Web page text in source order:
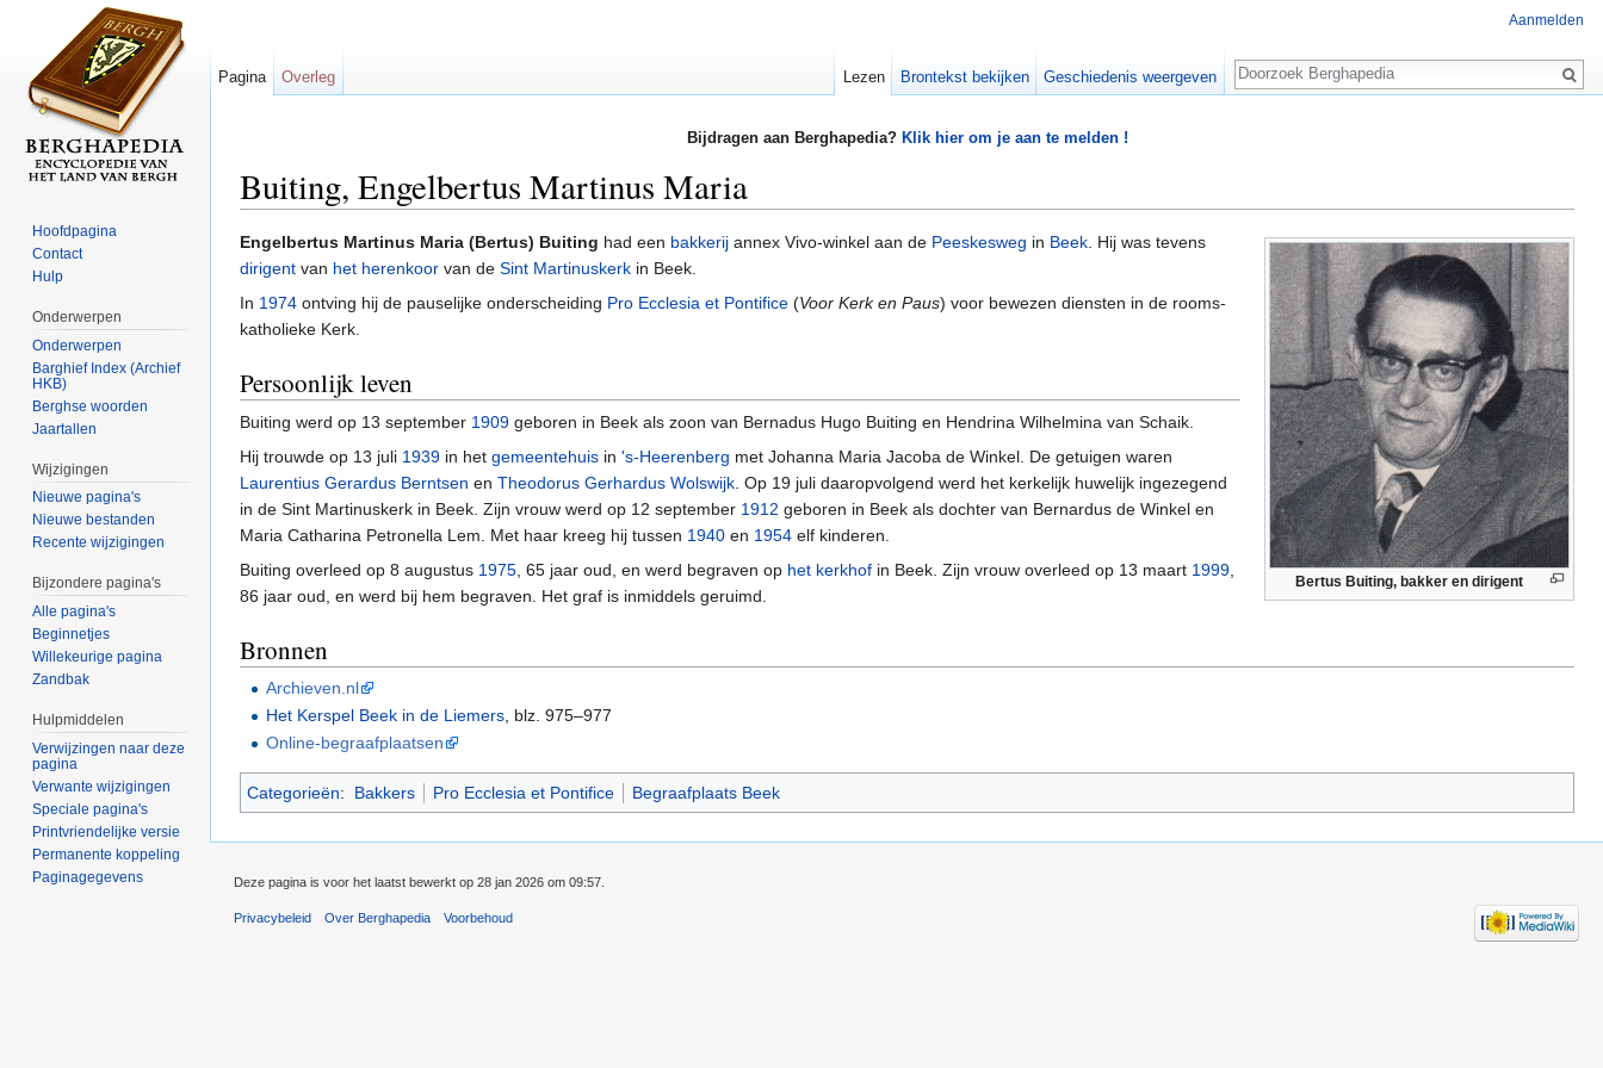
Bijdragen aan Berghapedia? Klik hier om je aan te melden !
Buiting, Engelbertus Martinus Maria
Bertus Buiting, bakker en dirigent
Engelbertus Martinus Maria (Bertus) Buiting had een bakkerij annex Vivo-winkel aan de Peeskesweg in Beek. Hij was tevens
dirigent van het herenkoor van de Sint Martinuskerk in Beek.
In 1974 ontving hij de pauselijke onderscheiding Pro Ecclesia et Pontifice (Voor Kerk en Paus) voor bewezen diensten in de rooms-
katholieke Kerk.
Persoonlijk leven
Buiting werd op 13 september 1909 geboren in Beek als zoon van Bernadus Hugo Buiting en Hendrina Wilhelmina van Schaik.
Hij trouwde op 13 juli 1939 in het gemeentehuis in 's-Heerenberg met Johanna Maria Jacoba de Winkel. De getuigen waren
Laurentius Gerardus Berntsen en Theodorus Gerhardus Wolswijk. Op 19 juli daaropvolgend werd het kerkelijk huwelijk ingezegend
in de Sint Martinuskerk in Beek. Zijn vrouw werd op 12 september 1912 geboren in Beek als dochter van Bernardus de Winkel en
Maria Catharina Petronella Lem. Met haar kreeg hij tussen 1940 en 1954 elf kinderen.
Buiting overleed op 8 augustus 1975, 65 jaar oud, en werd begraven op het kerkhof in Beek. Zijn vrouw overleed op 13 maart 1999,
86 jaar oud, en werd bij hem begraven. Het graf is inmiddels geruimd.
Bronnen
Archieven.nl
Het Kerspel Beek in de Liemers , blz. 975–977
Online-begraafplaatsen
Categorieën: Bakkers Pro Ecclesia et Pontifice Begraafplaats Beek
Aanmelden
Pagina Overleg Lezen Brontekst bekijken Geschiedenis weergeven
Zoeken
Hoofdpagina
Contact
Hulp
Onderwerpen
Onderwerpen
Barghief Index (Archief
HKB)
Berghse woorden
Jaartallen
Wijzigingen
Nieuwe pagina's
Nieuwe bestanden
Recente wijzigingen
Bijzondere pagina's
Alle pagina's
Beginnetjes
Willekeurige pagina
Zandbak
Hulpmiddelen
Verwijzingen naar deze
pagina
Verwante wijzigingen
Speciale pagina's
Printvriendelijke versie
Permanente koppeling
Paginagegevens
Deze pagina is voor het laatst bewerkt op 28 jan 2026 om 09:57.
Privacybeleid Over Berghapedia Voorbehoud